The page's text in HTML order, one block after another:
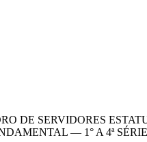
DE SERVIDORES
— 1° A 4ª